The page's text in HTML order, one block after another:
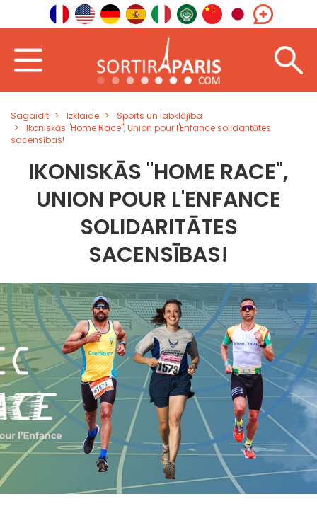
Sagaidīt Izklaide
Sports un labklājība
Ikoniskās "Home Race", Union pour l'Enfance solidaritātes
sacensības!
IKONISKĀS "HOME RACE",
UNION POUR L'ENFANCE
SOLIDARITĀTES
SACENSĪBAS!